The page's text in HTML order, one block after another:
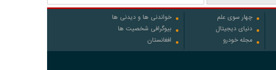
چهار سوی علم
دنیای دیجیتال
مجله خودرو
خواندنی ها و دیدنی ها
بیوگرافی شخصیت ها
افغانستان